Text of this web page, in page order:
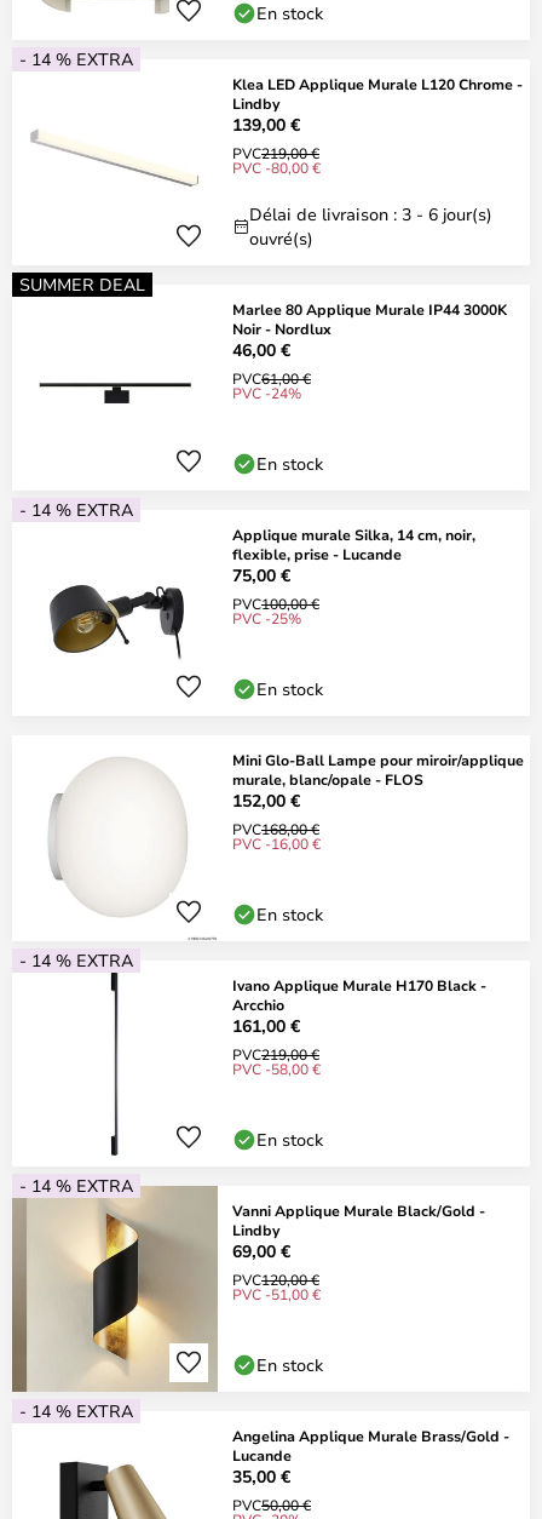
En stock
- 14 % EXTRA
Klea LED Applique Murale L120 Chrome -
Lindby
139,00 €
PVC219,00 €
PVC -80,00 €
Délai de livraison : 3 - 6 jour(s)
ouvré(s)
SUMMER DEAL
Marlee 80 Applique Murale IP44 3000K
Noir - Nordlux
46,00 €
PVC61,00 €
PVC -24%
En stock
- 14 % EXTRA
Applique murale Silka, 14 cm, noir,
flexible, prise - Lucande
75,00 €
PVC100,00 €
PVC -25%
En stock
Mini Glo-Ball Lampe pour miroir/applique
murale, blanc/opale - FLOS
152,00 €
PVC168,00 €
PVC -16,00 €
En stock
- 14 % EXTRA
Ivano Applique Murale H170 Black -
Arcchio
161,00 €
PVC219,00 €
PVC -58,00 €
En stock
- 14 % EXTRA
Vanni Applique Murale Black/Gold -
Lindby
69,00 €
PVC120,00 €
PVC -51,00 €
En stock
- 14 % EXTRA
Angelina Applique Murale Brass/Gold -
Lucande
35,00 €
PVC50,00 €